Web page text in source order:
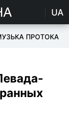
UA
ПРОТОКА